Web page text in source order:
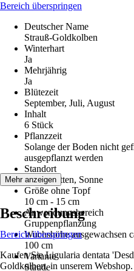
Bereich überspringen
Deutscher Name
Strauß-Goldkolben
Winterhart
Ja
Mehrjährig
Ja
Blütezeit
September, Juli, August
Inhalt
6 Stück
Pflanzzeit
Solange der Boden nicht
ausgepflanzt werden
Standort
Halbschatten, Sonne
Größe ohne Topf
10 cm - 15 cm
Anwendungsbereich
Gruppenpflanzung
Wuchshöhe ausgewachsen
100 cm
Variante
Staude
Mehr anzeigen
Beschreibung
Bereich überspringen
Kaufen Sie Ligularia dentata
Goldkolben, in unserem